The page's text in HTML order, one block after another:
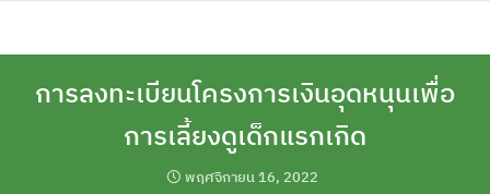
การลงทะเบียนโครงการเงินอุดหนุนเพื่อ
การเลี้ยงดูเด็กแรกเกิด
พฤศจิกายน 16, 2022